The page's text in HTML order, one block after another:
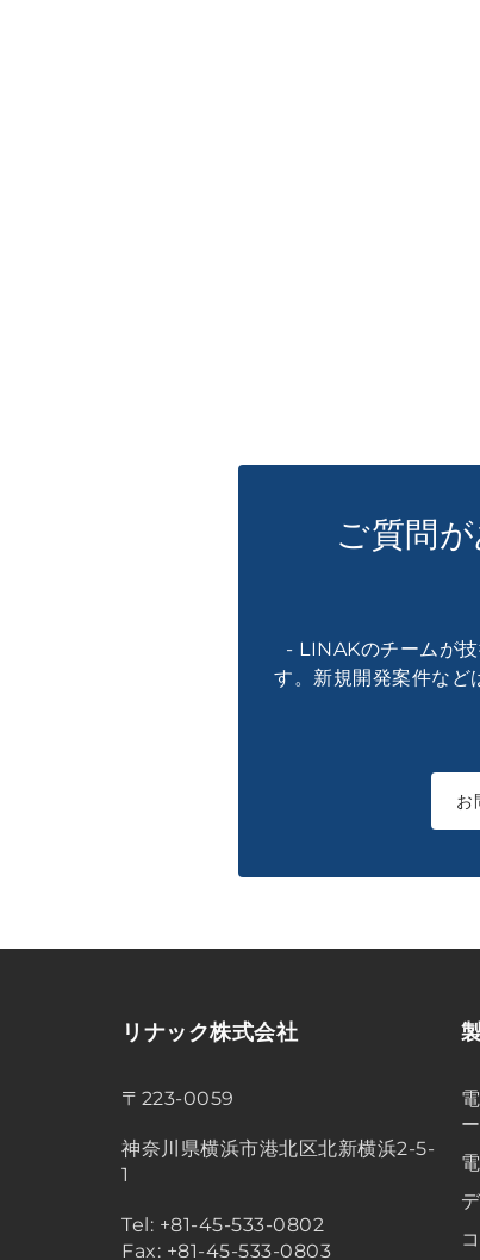
ご質問
- LINAKのチームが
す。新規開発案件など
お
リナック株式会社
〒223-0059
神奈川県横浜市港北区北新横浜2-5-
1
Tel: +81-45-533-0802
Fax: +81-45-533-0803
ー